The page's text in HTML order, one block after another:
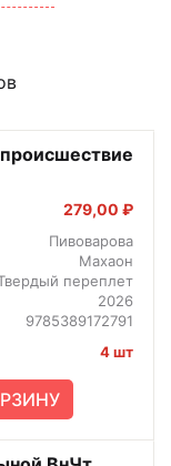
279,00 ₽
Пивоварова
Махаон
переплет
2026
9785389172791
4 шт